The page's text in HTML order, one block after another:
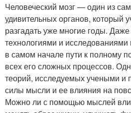
Человеческий мозг — один из
удивительных органов, который
разгадать уже многие годы.
технологиями и
в самом начале пути к полному
всех его сложных процессов.
теорий, исследуемых учеными и
силы мысли и ее влияния на
Можно ли с помощью мыслей